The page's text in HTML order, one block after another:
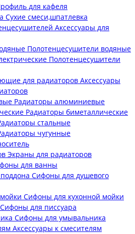
для кафеля
Сухие смеси,шпатлевка
Аксессуары для
Полотенцесушители водяные
Полотенцесушители
Аксессуары
Радиаторы алюминиевые
Радиаторы биметаллические
стальные
чугунные
Экраны для радиаторов
для ванны
Сифоны для душевого
Сифоны для кухонной мойки
Сифоны для писсуара
Сифоны для умывальника
Аксессуары к смесителям